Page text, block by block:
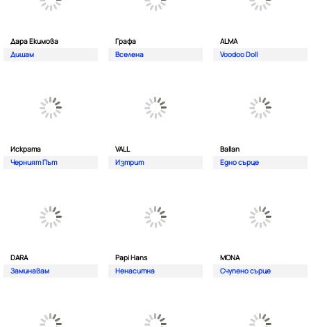
Дара Екимова
Дишам
Графа
Вселена
ALMA
Voodoo Doll
Искрата
Черният Път
VALL
Изтрит
Ballan
Едно сърце
DARA
Заминавам
Papi Hans
Ненаситна
MONA
Счупено сърце